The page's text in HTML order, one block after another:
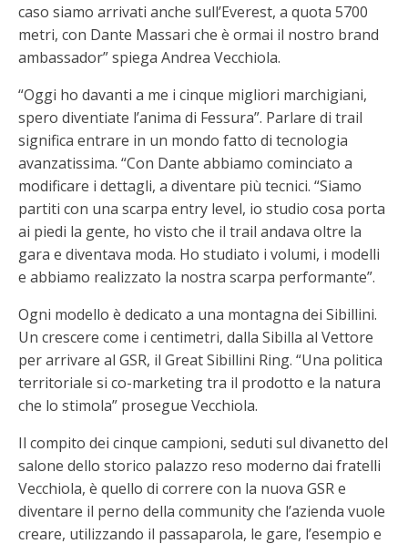
caso siamo arrivati anche sull’Everest, a quota 5700
metri, con Dante Massari che è ormai il nostro brand
ambassador” spiega Andrea Vecchiola.
“Oggi ho davanti a me i cinque migliori marchigiani,
spero diventiate l’anima di Fessura”. Parlare di trail
significa entrare in un mondo fatto di tecnologia
avanzatissima. “Con Dante abbiamo cominciato a
modificare i dettagli, a diventare più tecnici. “Siamo
partiti con una scarpa entry level, io studio cosa porta
ai piedi la gente, ho visto che il trail andava oltre la
gara e diventava moda. Ho studiato i volumi, i modelli
e abbiamo realizzato la nostra scarpa performante”.
Ogni modello è dedicato a una montagna dei Sibillini.
Un crescere come i centimetri, dalla Sibilla al Vettore
per arrivare al GSR, il Great Sibillini Ring. “Una politica
territoriale si co-marketing tra il prodotto e la natura
che lo stimola” prosegue Vecchiola.
Il compito dei cinque campioni, seduti sul divanetto del
salone dello storico palazzo reso moderno dai fratelli
Vecchiola, è quello di correre con la nuova GSR e
diventare il perno della community che l’azienda vuole
creare, utilizzando il passaparola, le gare, l’esempio e